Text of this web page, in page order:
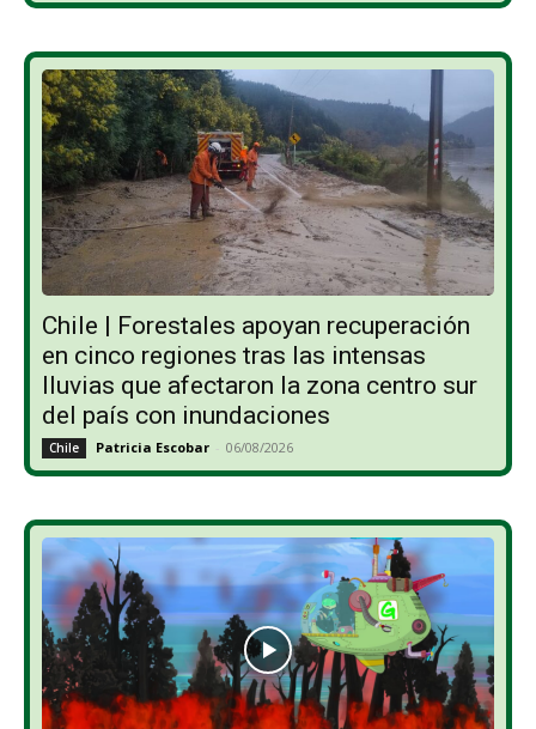
Chile | Forestales apoyan recuperación
en cinco regiones tras las intensas
lluvias que afectaron la zona centro sur
del país con inundaciones
Chile Patricia Escobar - 06/08/2026